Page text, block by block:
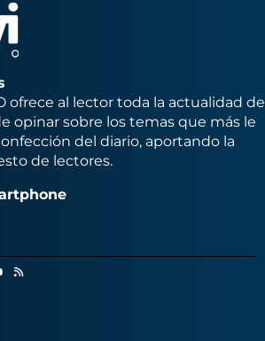
ofrece al lector toda la actualidad de
opinar sobre los temas que más le
del diario, aportando la
de lectores.